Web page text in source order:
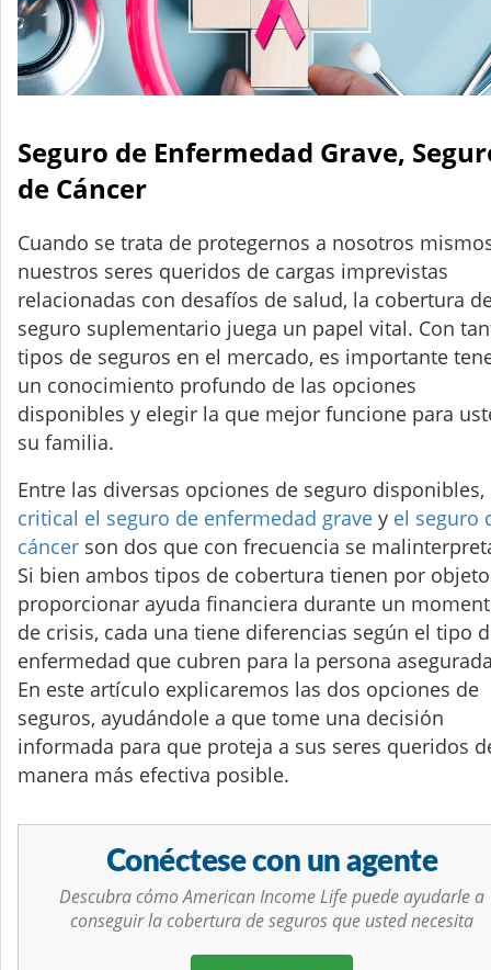
Seguro de Enfermedad Grave,
de Cáncer
Cuando se trata de protegernos a nosotros
nuestros seres queridos de cargas imprevistas
relacionadas con desafíos de salud, la cobertura
seguro suplementario juega un papel vital. Con
tipos de seguros en el mercado, es importante
un conocimiento profundo de las opciones
disponibles y elegir la que mejor funcione para
su familia.
Entre las diversas opciones de seguro disponibles,
critical el seguro de enfermedad grave y el seguro
cáncer son dos que con frecuencia se
Si bien ambos tipos de cobertura tienen por objeto
proporcionar ayuda financiera durante un
de crisis, cada una tiene diferencias según el tipo
enfermedad que cubren para la persona
En este artículo explicaremos las dos opciones de
seguros, ayudándole a que tome una decisión
informada para que proteja a sus seres queridos
manera más efectiva posible.
Conéctese con un agente
Descubra cómo American Income Life puede ayudarle a
conseguir la cobertura de seguros que usted necesita